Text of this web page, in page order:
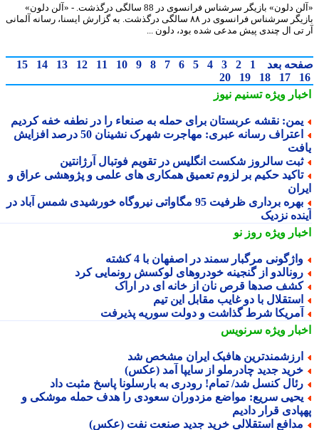
«آلن دلون» بازیگر سرشناس فرانسوی در 88 سالگی درگذشت. - «آلن دلون»
بازیگر سرشناس فرانسوی در ۸۸ سالگی درگذشت. به گزارش ایسنا، رسانه آلمانی
ال چندی پیش مدعی شده بود، دلون ...
بعد 1
2
3
4
5
6
7
8
9
10
11
12
13
14
15
17
18
19
20
ویژهتسنیم نیوز
نقشه عربستان برای حمله به صنعاء را در نطفه خفه کردیم
اعتراف رسانه عبری: مهاجرت شهرک نشینان 50 درصد افزایش
سالروز شکست انگلیس در تقویم فوتبال آرژانتین
حکیم بر لزوم تعمیق همکاری های علمی و پژوهشی عراق و
بهره برداری ظرفیت 95 مگاواتی نیروگاه خورشیدی شمس آباد در
نزدیک
ویژهروز نو
مرگبار سمند در اصفهان با 4 کشته
از گنجینه خودروهای لوکسش رونمایی کرد
صدها قرص نان از خانه ای در اراک
با دو غایب مقابل این تیم
شرط گذاشت و دولت سوریه پذیرفت
ویژهسرنویس
هافبک ایران مشخص شد
جدید چادرملو از سایپا آمد (عکس)
کنسل شد/ تمام! رودری به بارسلونا پاسخ مثبت داد
سریع: مواضع مزدوران سعودی را هدف حمله موشکی و
قرار دادیم
استقلالی خرید جدید صنعت نفت (عکس)